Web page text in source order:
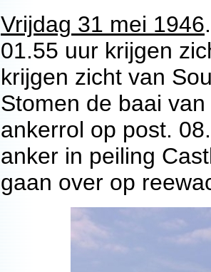
Vrijdag 31 mei 1946.
01.55 uur krijgen
krijgen zicht van
Stomen de baai
ankerrol op post.
anker in peiling
gaan over op